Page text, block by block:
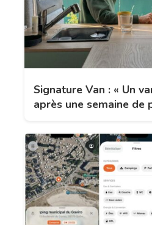
Signature Van : « Un
après une semaine de